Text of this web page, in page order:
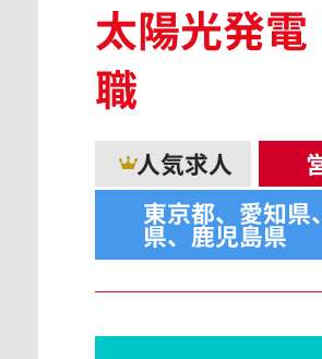
島根県
香川県
太陽光発
職
人気求人
東京都、愛知県
県、鹿児島県